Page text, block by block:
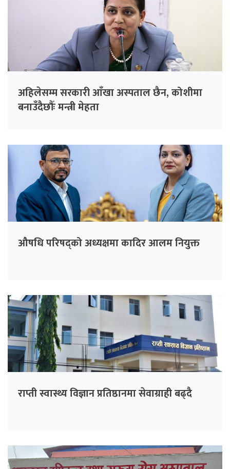
अहिलेसम्म सरकारी आँखा अस्पताल छैन, कोशीमा
बनाउँदैछौँः मन्त्री मेहता
औषधि परिषद्को अध्यक्षमा कादिर आलम नियुक्त
राप्ती स्वास्थ्य विज्ञान प्रतिष्ठानमा सेवाग्राही बढ्दै